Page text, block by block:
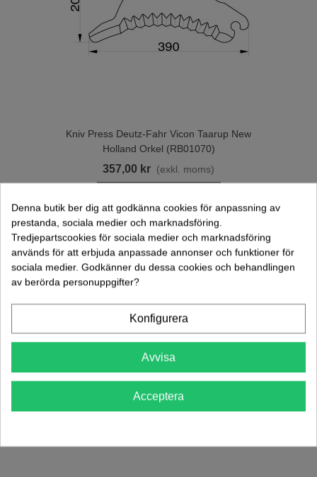
Kniv Press Deutz-Fahr Vicon Taarup New
Holland Orkel (RB01070)
357,00 kr (exkl. moms)
Denna butik ber dig att godkänna cookies för anpassning av
prestanda, sociala medier och marknadsföring.
Tredjepartscookies för sociala medier och marknadsföring
används för att erbjuda anpassade annonser och funktioner för
sociala medier. Godkänner du dessa cookies och behandlingen
av berörda personuppgifter?
Konfigurera
Avvisa
Acceptera